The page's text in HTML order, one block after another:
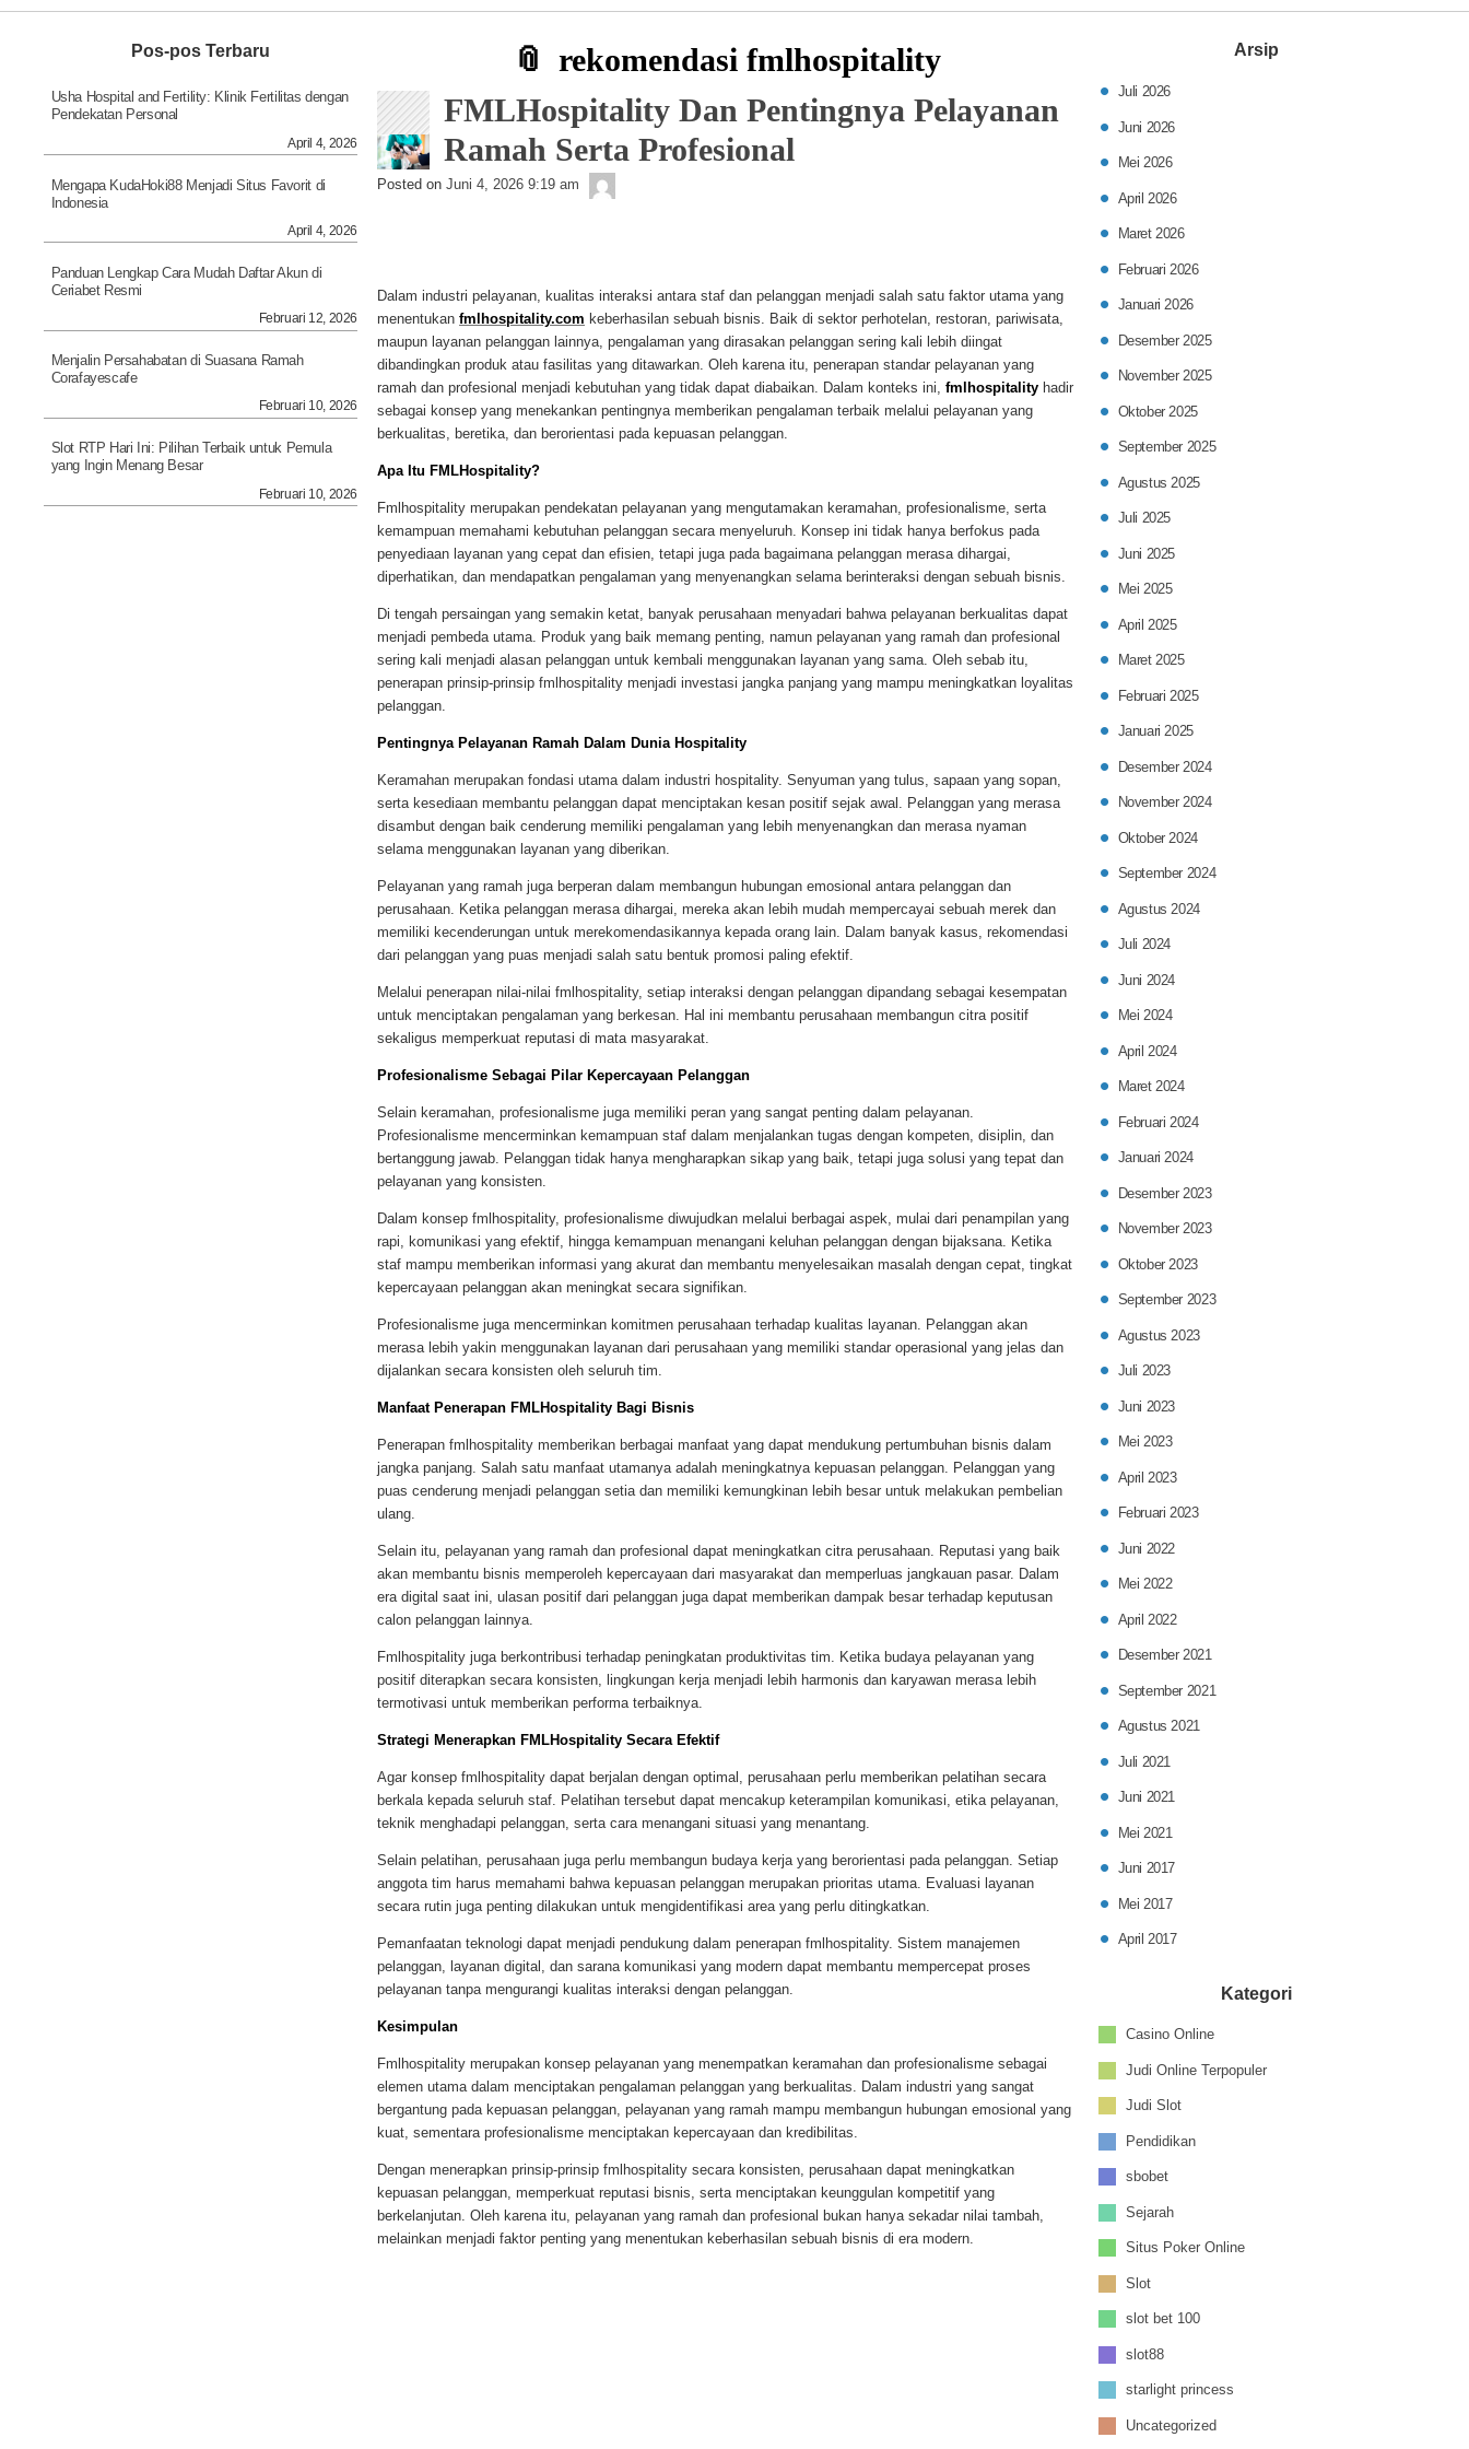
rekomendasi fmlhospitality
FMLHospitality Dan Pentingnya Pelayanan
Ramah Serta Profesional
Posted on Juni 4, 2026 9:19 am
Dalam industri pelayanan, kualitas interaksi antara staf dan pelanggan menjadi salah satu faktor utama yang
menentukan fmlhospitality.com keberhasilan sebuah bisnis. Baik di sektor perhotelan, restoran, pariwisata,
maupun layanan pelanggan lainnya, pengalaman yang dirasakan pelanggan sering kali lebih diingat
dibandingkan produk atau fasilitas yang ditawarkan. Oleh karena itu, penerapan standar pelayanan yang
ramah dan profesional menjadi kebutuhan yang tidak dapat diabaikan. Dalam konteks ini, fmlhospitality hadir
sebagai konsep yang menekankan pentingnya memberikan pengalaman terbaik melalui pelayanan yang
berkualitas, beretika, dan berorientasi pada kepuasan pelanggan.
Apa Itu FMLHospitality?
Fmlhospitality merupakan pendekatan pelayanan yang mengutamakan keramahan, profesionalisme, serta
kemampuan memahami kebutuhan pelanggan secara menyeluruh. Konsep ini tidak hanya berfokus pada
penyediaan layanan yang cepat dan efisien, tetapi juga pada bagaimana pelanggan merasa dihargai,
diperhatikan, dan mendapatkan pengalaman yang menyenangkan selama berinteraksi dengan sebuah bisnis.
Di tengah persaingan yang semakin ketat, banyak perusahaan menyadari bahwa pelayanan berkualitas dapat
menjadi pembeda utama. Produk yang baik memang penting, namun pelayanan yang ramah dan profesional
sering kali menjadi alasan pelanggan untuk kembali menggunakan layanan yang sama. Oleh sebab itu,
penerapan prinsip-prinsip fmlhospitality menjadi investasi jangka panjang yang mampu meningkatkan loyalitas
pelanggan.
Pentingnya Pelayanan Ramah Dalam Dunia Hospitality
Keramahan merupakan fondasi utama dalam industri hospitality. Senyuman yang tulus, sapaan yang sopan,
serta kesediaan membantu pelanggan dapat menciptakan kesan positif sejak awal. Pelanggan yang merasa
disambut dengan baik cenderung memiliki pengalaman yang lebih menyenangkan dan merasa nyaman
selama menggunakan layanan yang diberikan.
Pelayanan yang ramah juga berperan dalam membangun hubungan emosional antara pelanggan dan
perusahaan. Ketika pelanggan merasa dihargai, mereka akan lebih mudah mempercayai sebuah merek dan
memiliki kecenderungan untuk merekomendasikannya kepada orang lain. Dalam banyak kasus, rekomendasi
dari pelanggan yang puas menjadi salah satu bentuk promosi paling efektif.
Melalui penerapan nilai-nilai fmlhospitality, setiap interaksi dengan pelanggan dipandang sebagai kesempatan
untuk menciptakan pengalaman yang berkesan. Hal ini membantu perusahaan membangun citra positif
sekaligus memperkuat reputasi di mata masyarakat.
Profesionalisme Sebagai Pilar Kepercayaan Pelanggan
Selain keramahan, profesionalisme juga memiliki peran yang sangat penting dalam pelayanan.
Profesionalisme mencerminkan kemampuan staf dalam menjalankan tugas dengan kompeten, disiplin, dan
bertanggung jawab. Pelanggan tidak hanya mengharapkan sikap yang baik, tetapi juga solusi yang tepat dan
pelayanan yang konsisten.
Dalam konsep fmlhospitality, profesionalisme diwujudkan melalui berbagai aspek, mulai dari penampilan yang
rapi, komunikasi yang efektif, hingga kemampuan menangani keluhan pelanggan dengan bijaksana. Ketika
staf mampu memberikan informasi yang akurat dan membantu menyelesaikan masalah dengan cepat, tingkat
kepercayaan pelanggan akan meningkat secara signifikan.
Profesionalisme juga mencerminkan komitmen perusahaan terhadap kualitas layanan. Pelanggan akan
merasa lebih yakin menggunakan layanan dari perusahaan yang memiliki standar operasional yang jelas dan
dijalankan secara konsisten oleh seluruh tim.
Manfaat Penerapan FMLHospitality Bagi Bisnis
Penerapan fmlhospitality memberikan berbagai manfaat yang dapat mendukung pertumbuhan bisnis dalam
jangka panjang. Salah satu manfaat utamanya adalah meningkatnya kepuasan pelanggan. Pelanggan yang
puas cenderung menjadi pelanggan setia dan memiliki kemungkinan lebih besar untuk melakukan pembelian
ulang.
Selain itu, pelayanan yang ramah dan profesional dapat meningkatkan citra perusahaan. Reputasi yang baik
akan membantu bisnis memperoleh kepercayaan dari masyarakat dan memperluas jangkauan pasar. Dalam
era digital saat ini, ulasan positif dari pelanggan juga dapat memberikan dampak besar terhadap keputusan
calon pelanggan lainnya.
Fmlhospitality juga berkontribusi terhadap peningkatan produktivitas tim. Ketika budaya pelayanan yang
positif diterapkan secara konsisten, lingkungan kerja menjadi lebih harmonis dan karyawan merasa lebih
termotivasi untuk memberikan performa terbaiknya.
Strategi Menerapkan FMLHospitality Secara Efektif
Agar konsep fmlhospitality dapat berjalan dengan optimal, perusahaan perlu memberikan pelatihan secara
berkala kepada seluruh staf. Pelatihan tersebut dapat mencakup keterampilan komunikasi, etika pelayanan,
teknik menghadapi pelanggan, serta cara menangani situasi yang menantang.
Selain pelatihan, perusahaan juga perlu membangun budaya kerja yang berorientasi pada pelanggan. Setiap
anggota tim harus memahami bahwa kepuasan pelanggan merupakan prioritas utama. Evaluasi layanan
secara rutin juga penting dilakukan untuk mengidentifikasi area yang perlu ditingkatkan.
Pemanfaatan teknologi dapat menjadi pendukung dalam penerapan fmlhospitality. Sistem manajemen
pelanggan, layanan digital, dan sarana komunikasi yang modern dapat membantu mempercepat proses
pelayanan tanpa mengurangi kualitas interaksi dengan pelanggan.
Kesimpulan
Fmlhospitality merupakan konsep pelayanan yang menempatkan keramahan dan profesionalisme sebagai
elemen utama dalam menciptakan pengalaman pelanggan yang berkualitas. Dalam industri yang sangat
bergantung pada kepuasan pelanggan, pelayanan yang ramah mampu membangun hubungan emosional yang
kuat, sementara profesionalisme menciptakan kepercayaan dan kredibilitas.
Dengan menerapkan prinsip-prinsip fmlhospitality secara konsisten, perusahaan dapat meningkatkan
kepuasan pelanggan, memperkuat reputasi bisnis, serta menciptakan keunggulan kompetitif yang
berkelanjutan. Oleh karena itu, pelayanan yang ramah dan profesional bukan hanya sekadar nilai tambah,
melainkan menjadi faktor penting yang menentukan keberhasilan sebuah bisnis di era modern.
Arsip
Juli 2026
Juni 2026
Mei 2026
April 2026
Maret 2026
Februari 2026
Januari 2026
Desember 2025
November 2025
Oktober 2025
September 2025
Agustus 2025
Juli 2025
Juni 2025
Mei 2025
April 2025
Maret 2025
Februari 2025
Januari 2025
Desember 2024
November 2024
Oktober 2024
September 2024
Agustus 2024
Juli 2024
Juni 2024
Mei 2024
April 2024
Maret 2024
Februari 2024
Januari 2024
Desember 2023
November 2023
Oktober 2023
September 2023
Agustus 2023
Juli 2023
Juni 2023
Mei 2023
April 2023
Februari 2023
Juni 2022
Mei 2022
April 2022
Desember 2021
September 2021
Agustus 2021
Juli 2021
Juni 2021
Mei 2021
Juni 2017
Mei 2017
April 2017
Kategori
Casino Online
Judi Online Terpopuler
Judi Slot
Pendidikan
sbobet
Sejarah
Situs Poker Online
Slot
slot bet 100
slot88
starlight princess
Uncategorized
Pos-pos Terbaru
Usha Hospital and Fertility: Klinik Fertilitas dengan
Pendekatan Personal
April 4, 2026
Mengapa KudaHoki88 Menjadi Situs Favorit di
Indonesia
April 4, 2026
Panduan Lengkap Cara Mudah Daftar Akun di
Ceriabet Resmi
Februari 12, 2026
Menjalin Persahabatan di Suasana Ramah
Corafayescafe
Februari 10, 2026
Slot RTP Hari Ini: Pilihan Terbaik untuk Pemula
yang Ingin Menang Besar
Februari 10, 2026